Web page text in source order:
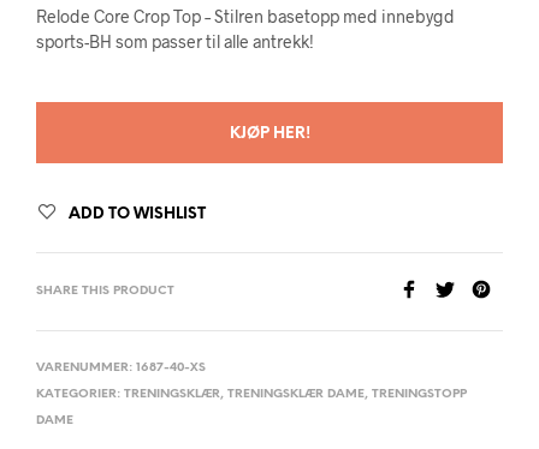
Relode Core Crop Top – Stilren basetopp med innebygd
sports-BH som passer til alle antrekk!
KJØP HER!
ADD TO WISHLIST
SHARE THIS PRODUCT
VARENUMMER: 1687-40-XS
KATEGORIER: TRENINGSKLÆR, TRENINGSKLÆR DAME, TRENINGSTOPP
DAME